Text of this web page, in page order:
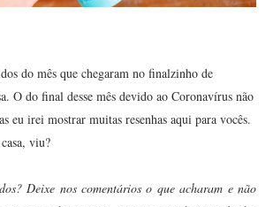
do mês que chegaram no finalzinho de
O do final desse mês devido ao Coronavírus não
eu irei mostrar muitas resenhas aqui para vocês.
viu?
Deixe nos comentários o que acharam e não